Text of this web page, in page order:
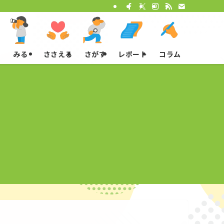
みる ささえる さがす レポート コラム